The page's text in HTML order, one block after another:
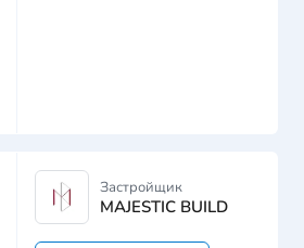
Застройщик
MAJESTIC BUILD